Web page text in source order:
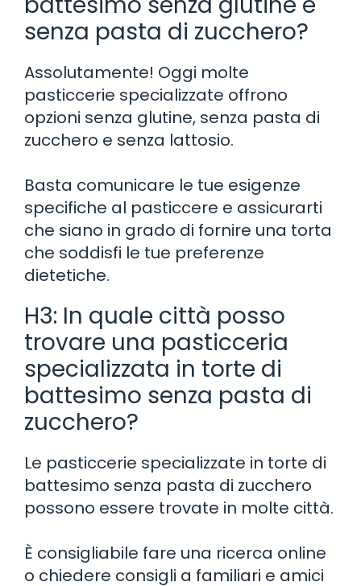
senza pasta di zucchero?
Assolutamente! Oggi molte
pasticcerie specializzate offrono
opzioni senza glutine, senza pasta di
zucchero e senza lattosio.
Basta comunicare le tue esigenze
specifiche al pasticcere e assicurarti
che siano in grado di fornire una torta
che soddisfi le tue preferenze
dietetiche.
H3: In quale città posso
trovare una pasticceria
specializzata in torte di
battesimo senza pasta di
zucchero?
Le pasticcerie specializzate in torte di
battesimo senza pasta di zucchero
possono essere trovate in molte città.
È consigliabile fare una ricerca online
o chiedere consigli a familiari e amici